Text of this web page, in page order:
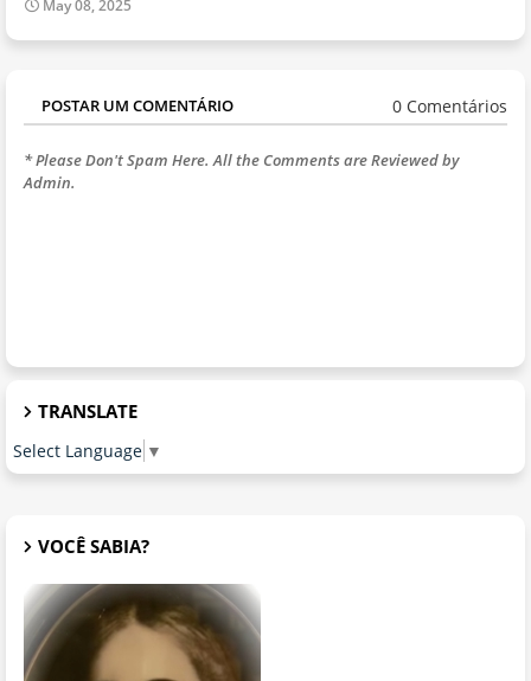
May 08, 2025
POSTAR UM COMENTÁRIO 0 Comentários
* Please Don't Spam Here. All the Comments are Reviewed by
Admin.
TRANSLATE
Select Language ▼
VOCÊ SABIA?